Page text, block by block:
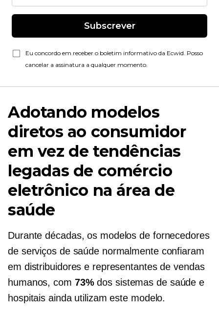
Subscrever
Eu concordo em receber o boletim informativo da Ecwid. Posso
cancelar a assinatura a qualquer momento.
Adotando modelos
diretos ao consumidor
em vez de tendências
legadas de comércio
eletrônico na área de
saúde
Durante décadas, os modelos de fornecedores
de serviços de saúde normalmente confiaram
em distribuidores e representantes de vendas
humanos, com 73%dos sistemas de saúde e
hospitais ainda utilizam este modelo.